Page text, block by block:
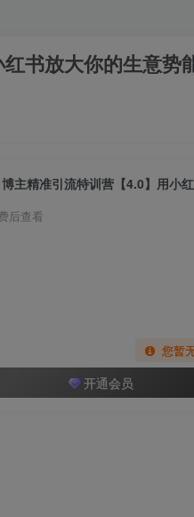
书放大你的生意势
博主精准引流特训营【4.0】用小
后查看
您暂
开通会员